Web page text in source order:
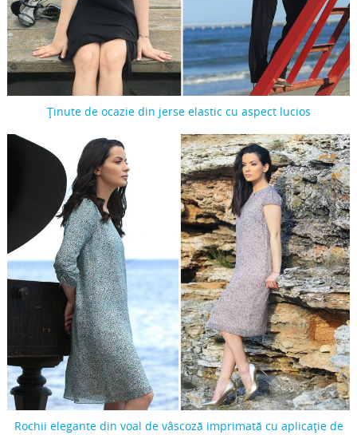
Ținute de ocazie din jerse elastic cu aspect lucios
Rochii elegante din voal de vâscoză imprimată cu aplicație de